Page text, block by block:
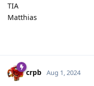
TIA
Matthias
crpb Aug 1, 2024